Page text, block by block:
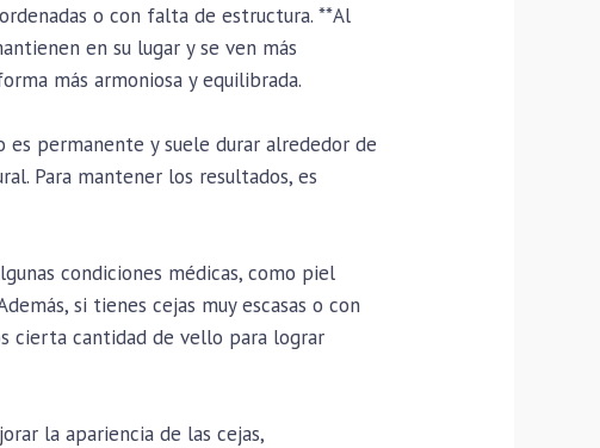
o con falta de estructura. **Al
en su lugar y se ven más
más armoniosa y equilibrada.
permanente y suele durar alrededor de
Para mantener los resultados, es
condiciones médicas, como piel
si tienes cejas muy escasas o con
cierta cantidad de vello para lograr
la apariencia de las cejas,